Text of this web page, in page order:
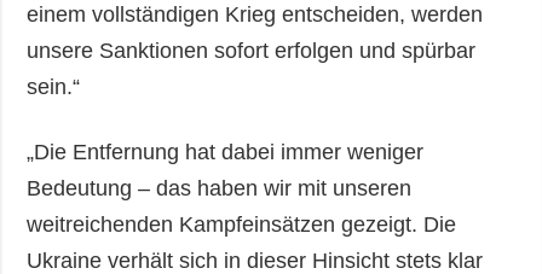
einem vollständigen Krieg entscheiden, werden
unsere Sanktionen sofort erfolgen und spürbar
sein.“
„Die Entfernung hat dabei immer weniger
Bedeutung – das haben wir mit unseren
weitreichenden Kampfeinsätzen gezeigt. Die
Ukraine verhält sich in dieser Hinsicht stets klar